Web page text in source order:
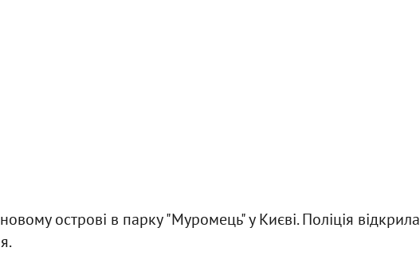
острові в парку "Муромець" у Києві. Поліція відкрила